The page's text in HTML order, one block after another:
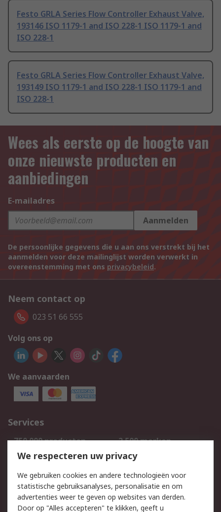
Festo GRLA Series Flow Controller Exhaust Valve,
193146 ISO 1179-1 and ISO 228-1 ISO 1179-1 and
ISO 228-1
Festo GRLA Series Flow Controller Exhaust Valve,
193149 ISO 1179-1 and ISO 228-1 ISO 1179-1 and
ISO 228-1
Wees als eerste op de hoogte van
onze nieuwste producten en
aanbiedingen
E-mailadres
Aanmelden
De persoonlijke gegevens die u aan ons verstrekt bij het
aanmelden voor deze mailinglijst worden verwerkt in
overeenstemming met ons privacybeleid.
Neem contact op
023 51 66 555
Volg ons op
We aanvaarden
Services
750.000 producten
2.500 merken
Bestellen
Inkoopoplossingen
Track & Trace
Wettelijk
We respecteren uw privacy
We gebruiken cookies en andere technologieën voor
statistische gebruiksanalyses, personalisatie en om
advertenties weer te geven op websites van derden.
Door op "Alles accepteren" te klikken, geeft u